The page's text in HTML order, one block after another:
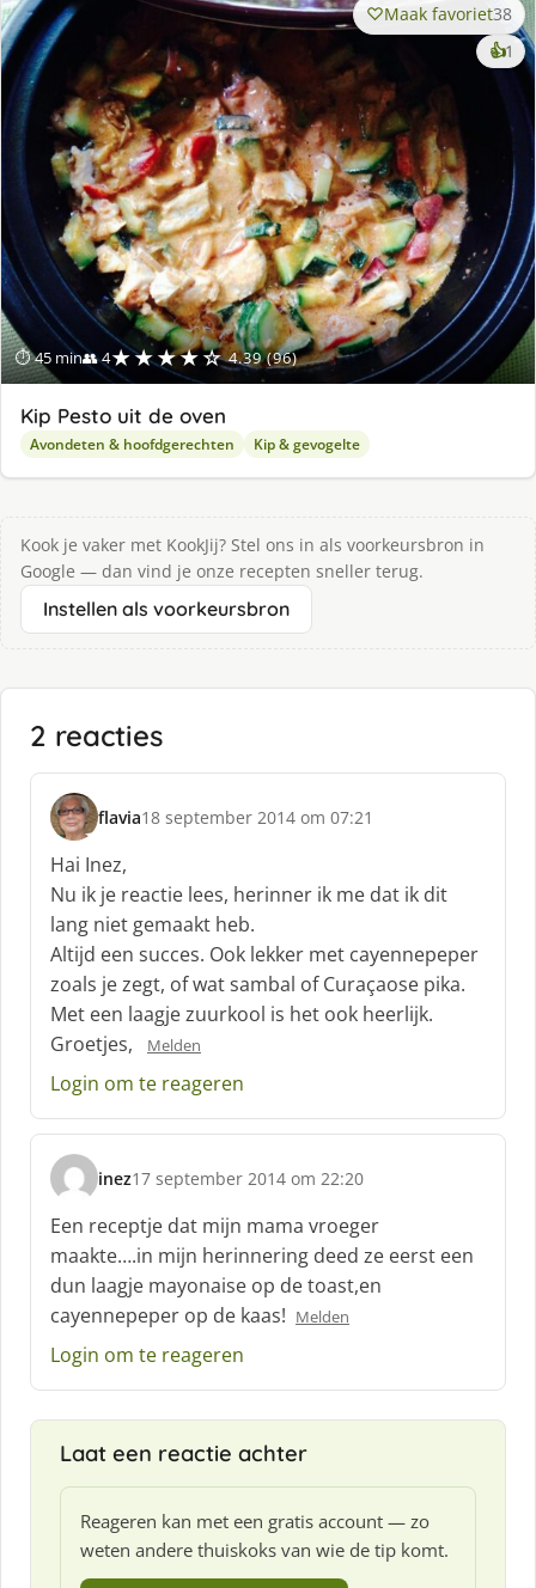
⏱ 45 min👥 4★★★★☆ 4.39 (96)
Maak favoriet38
👍1
Kip Pesto uit de oven
Avondeten & hoofdgerechten Kip & gevogelte
Kook je vaker met KookJij? Stel ons in als voorkeursbron in
Google — dan vind je onze recepten sneller terug.
Instellen als voorkeursbron
2 reacties
flavia
s
c
h
r
e
e
f
:
18 september 2014 om 07:21
Hai Inez,
Nu ik je reactie lees, herinner ik me dat ik dit
lang niet gemaakt heb.
Altijd een succes. Ook lekker met cayennepeper
zoals je zegt, of wat sambal of Curaçaose pika.
Met een laagje zuurkool is het ook heerlijk.
Groetjes,
Melden
Login om te reageren
inez
s
c
h
r
e
e
:
17 september 2014 om 22:20
Een receptje dat mijn mama vroeger
maakte….in mijn herinnering deed ze eerst een
dun laagje mayonaise op de toast,en
cayennepeper op de kaas! Melden
Login om te reageren
Laat een reactie achter
Reageren kan met een gratis account — zo
weten andere thuiskoks van wie de tip komt.